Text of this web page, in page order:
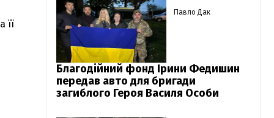
її
Павло Дак
Благодійний фонд Ірини Федишин
передав авто для бригади
загиблого Героя Василя Особи